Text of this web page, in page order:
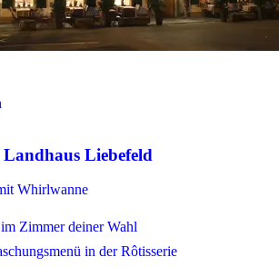
Liebefeld
Whirlwanne
Zimmer deiner Wahl
in der Rôtisserie